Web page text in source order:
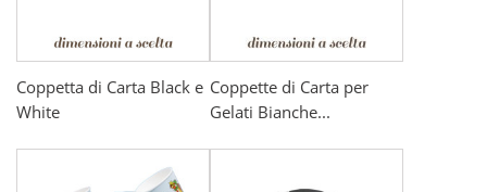
Coppetta di Carta Black e
White
Coppette di Carta per
Gelati Bianche...